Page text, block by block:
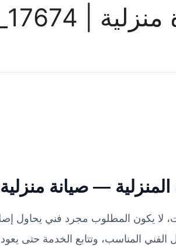
– أون ريبير
المنزلية — صيانة
لا يكون المطلوب مجرد فني يحاول
الفني المناسب، وتتابع الخدمة حتى